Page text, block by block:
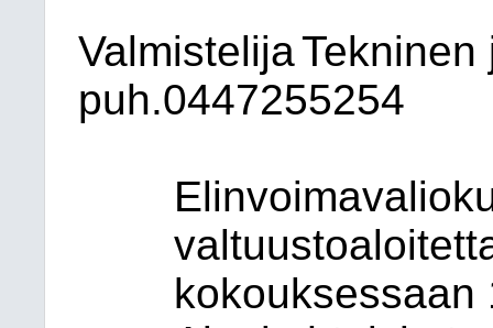
ValmistelijaTekninen
puh.0447255254
kokouksessaan